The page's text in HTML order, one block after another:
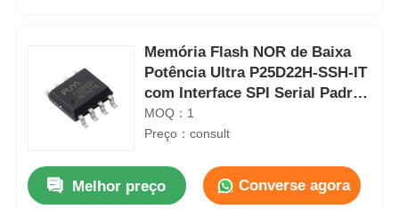
Produtos
Vídeos
Memória Flash NOR de Baixa
Potência Ultra P25D22H-SSH-IT
com Interface SPI Serial Padrão
e E/S Dupla de 2M/1M/512K-bit
MOQ：1
Preço：consult
Melhor preço Converse agora
Controladores de Sinal Digital DSP DSC de 16 bits 256KB Flash e 30KB SRAM com Processadores Analógicos Avançados DSPIC33FJ256GP710A-I/PF